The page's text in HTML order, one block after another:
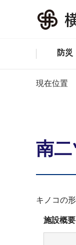
防災
現在位置
南
キノコの
施設概要